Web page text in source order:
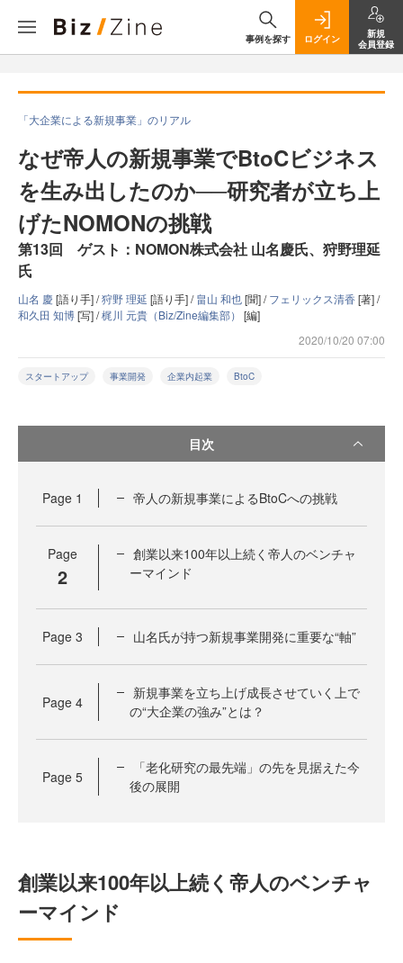
事例を探す ログイン
新規
会員登録
「大企業による新規事業」のリアル
なぜ帝人の新規事業でBtoCビジネス
を生み出したのか──研究者が立ち上
げたNOMONの挑戦
第13回 ゲスト：NOMON株式会社 山名慶氏、狩野理延
氏
山名 慶 [語り手] /狩野 理延 [語り手] /畠山 和也[聞] /フェリックス清香[著] /
和久田 知博[写] /梶川 元貴（Biz/Zine編集部） [編]
2020/10/20 07:00
スタートアップ 事業開発 企業内起業 BtoC
目次
Page 1 帝人の新規事業によるBtoCへの挑戦
Page
2
創業以来100年以上続く帝人のベンチャ
ーマインド
Page 3 山名氏が持つ新規事業開発に重要な“軸”
Page 4
新規事業を立ち上げ成長させていく上で
の“大企業の強み”とは？
Page 5
「老化研究の最先端」の先を見据えた今
後の展開
創業以来100年以上続く帝人のベンチャ
ーマインド